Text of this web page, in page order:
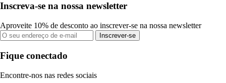
Inscreva-se na nossa newsletter
Aproveite 10% de desconto ao inscrever-se na nossa newsletter
Inscrever-se
Fique conectado
Encontre-nos nas redes sociais